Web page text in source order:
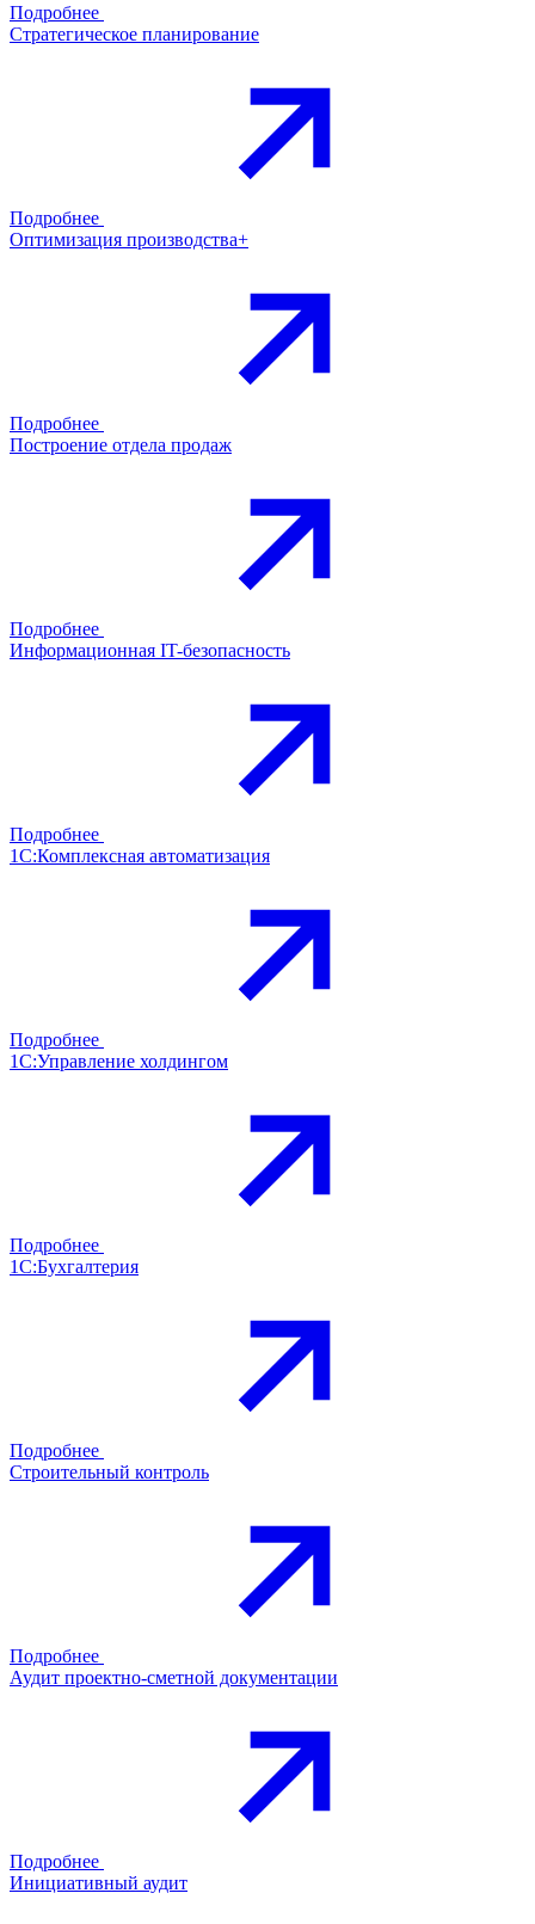
Подробнее
Стратегическое планирование
Подробнее
Оптимизация производства+
Подробнее
Построение отдела продаж
Подробнее
Информационная IT-безопасность
Подробнее
1С:Комплексная автоматизация
Подробнее
1С:Управление холдингом
Подробнее
1С:Бухгалтерия
Подробнее
Строительный контроль
Подробнее
Аудит проектно-сметной документации
Подробнее
Инициативный аудит